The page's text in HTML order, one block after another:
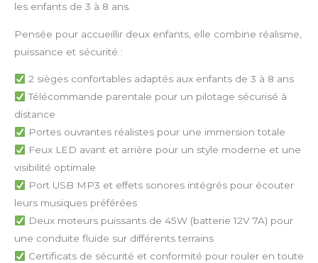
les enfants de 3 à 8 ans.
Pensée pour accueillir deux enfants, elle combine réalisme,
puissance et sécurité :
2 sièges confortables adaptés aux enfants de 3 à 8 ans
Télécommande parentale pour un pilotage sécurisé à
distance
Portes ouvrantes réalistes pour une immersion totale
Feux LED avant et arrière pour un style moderne et une
visibilité optimale
Port USB MP3 et effets sonores intégrés pour écouter
leurs musiques préférées
Deux moteurs puissants de 45W (batterie 12V 7A) pour
une conduite fluide sur différents terrains
Certificats de sécurité et conformité pour rouler en toute